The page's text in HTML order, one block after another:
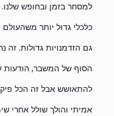
למסחר בזמן ובחופש
כלכלי גדול יותר
גם הזדמנויות גדולות. זה
הסוף של המשבר, הודעות
להתאושש אבל זה הכל
אמיתי והולך שולל אחרי